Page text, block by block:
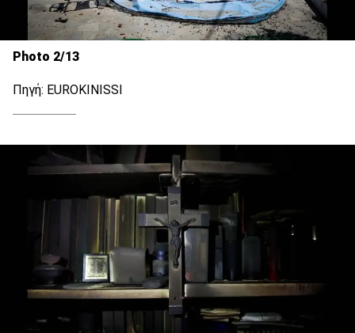
Photo 2/13
Πηγή: EUROKINISSI